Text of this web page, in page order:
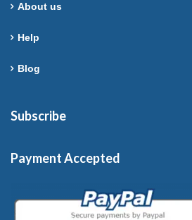
About us
Help
Blog
Subscribe
Payment Accepted